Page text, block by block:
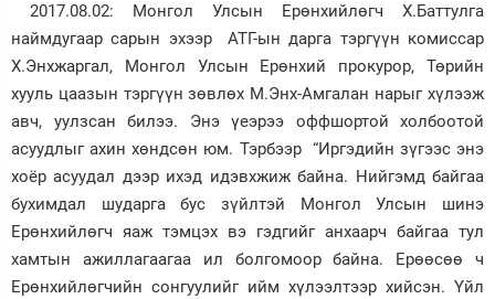
2017.08.02: Монгол Улсын Ерөнхийлөгч Х.Баттулга
наймдугаар сарын эхээр АТГ-ын дарга тэргүүн комиссар
Х.Энхжаргал, Монгол Улсын Ерөнхий прокурор, Төрийн
хууль цаазын тэргүүн зөвлөх М.Энх-Амгалан нарыг хүлээж
авч, уулзсан билээ. Энэ үеэрээ оффшортой холбоотой
асуудлыг ахин хөндсөн юм. Тэрбээр “Иргэдийн зүгээс энэ
хоёр асуудал дээр ихэд идэвхжиж байна. Нийгэмд байгаа
бухимдал шударга бус зүйлтэй Монгол Улсын шинэ
Ерөнхийлөгч яаж тэмцэх вэ гэдгийг анхаарч байгаа тул
хамтын ажиллагаагаа ил болгомоор байна. Ерөөсөө ч
Ерөнхийлөгчийн сонгуулийг ийм хүлээлтээр хийсэн. Үйл